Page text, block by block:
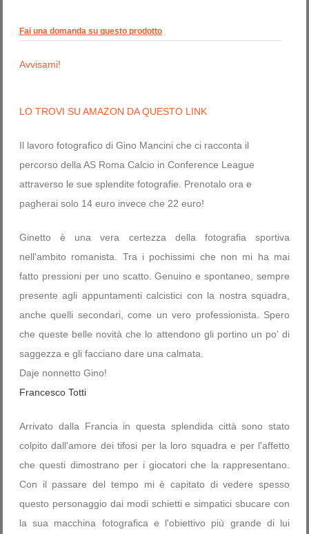
Fai una domanda su questo prodotto
Avvisami!
LO TROVI SU AMAZON DA QUESTO LINK
Il lavoro fotografico di Gino Mancini che ci racconta il
percorso della AS Roma Calcio in Conference League
attraverso le sue splendite fotografie. Prenotalo ora e
pagherai solo 14 euro invece che 22 euro!
Ginetto è una vera certezza della fotografia sportiva
nell'ambito romanista. Tra i pochissimi che non mi ha mai
fatto pressioni per uno scatto. Genuino e spontaneo, sempre
presente agli appuntamenti calcistici con la nostra squadra,
anche quelli secondari, come un vero professionista. Spero
che queste belle novità che lo attendono gli portino un po' di
saggezza e gli facciano dare una calmata.
Daje nonnetto Gino!
Francesco Totti
Arrivato dalla Francia in questa splendida città sono stato
colpito dall'amore dei tifosi per la loro squadra e per l'affetto
che questi dimostrano per i giocatori che la rappresentano.
Con il passare del tempo mi è capitato di vedere spesso
questo personaggio dai modi schietti e simpatici sbucare con
la sua macchina fotografica e l'obiettivo più grande di lui